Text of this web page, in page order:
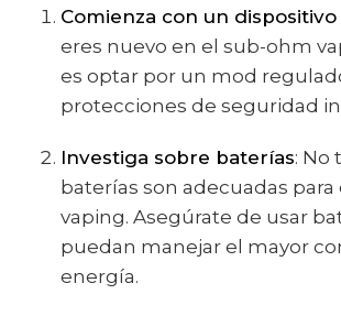
Comienza con un
eres nuevo en el sub-ohm
es optar por un mod
protecciones de seguridad
Investiga sobre baterías: No
baterías son adecuadas
vaping. Asegúrate de usar
puedan manejar el mayor
energía.